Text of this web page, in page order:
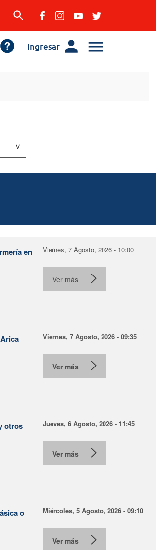
Ingresar
en
Viernes, 7 Agosto, 2026 - 10:00
Ver más
Viernes, 7 Agosto, 2026 - 09:35
Ver más
otros
Jueves, 6 Agosto, 2026 - 11:45
Ver más
o
Miércoles, 5 Agosto, 2026 - 09:10
Ver más